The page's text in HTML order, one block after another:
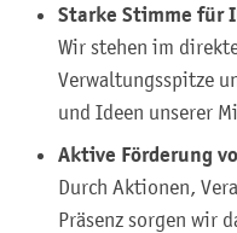
Starke Stimme für
Wir stehen im
Verwaltungsspitze
und Ideen unserer
Aktive Förderung
Durch Aktionen,
Präsenz sorgen wir